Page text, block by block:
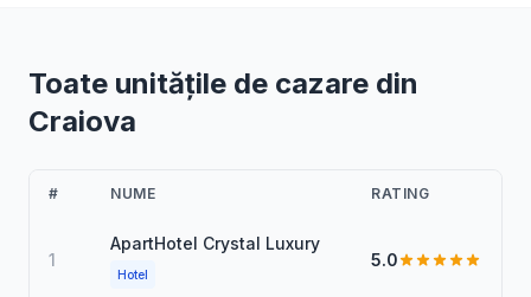
Toate unitățile de cazare din
Craiova
# NUME RATING
1
ApartHotel Crystal Luxury
Hotel
5.0